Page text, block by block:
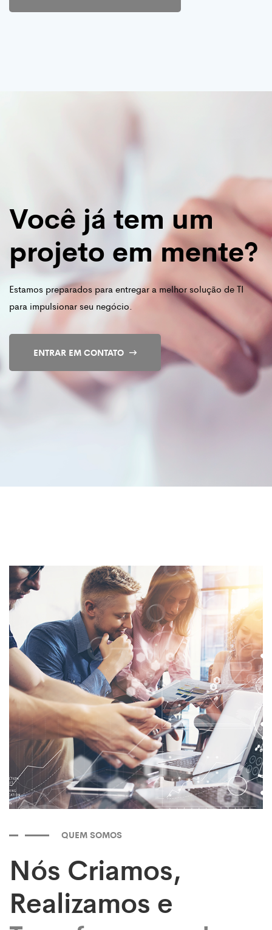
Você já tem um
projeto em mente?
Estamos preparados para entregar a melhor solução de TI
para impulsionar seu negócio.
ENTRAR EM CONTATO
QUEM SOMOS
Nós Criamos,
Realizamos e